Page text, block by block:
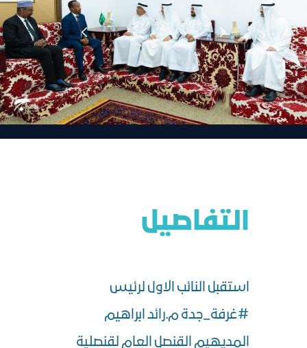
التفاصيل
استقبل النائب الاول لرئيس
#غرفة_جدة م.رائد ابراهيم
المديهيم القنصل العام لقنصلية